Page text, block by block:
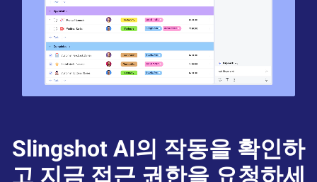
Slingshot AI의 작동을 확인하
고 지금 접근 권한을 요청하세